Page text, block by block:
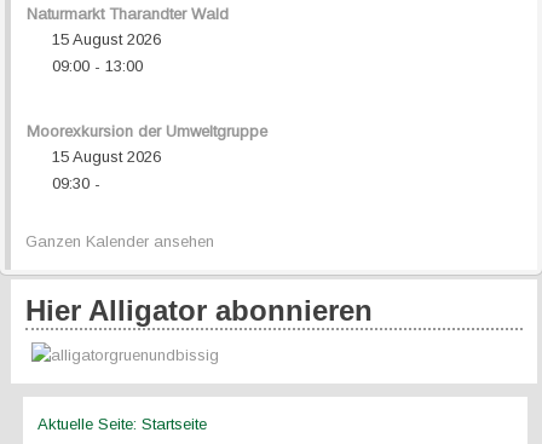
Naturmarkt Tharandter Wald
15 August 2026
09:00- 13:00
Moorexkursion der Umweltgruppe
15 August 2026
09:30-
Ganzen Kalender ansehen
Hier Alligator abonnieren
Aktuelle Seite:Startseite